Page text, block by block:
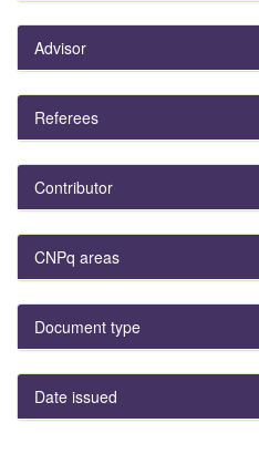
Advisor
Referees
Contributor
CNPq areas
Document type
Date issued